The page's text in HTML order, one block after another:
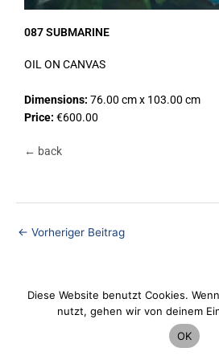
087 SUBMARINE
OIL ON CANVAS
Dimensions: 76.00 cm x 103.00 cm
Price: €600.00
← back
← Vorheriger Beitrag
Datenschutz
Diese Website benutzt Cookies.
nutzt, gehen wir von deinem
OK